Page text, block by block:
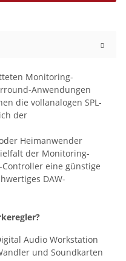
Monitoring-
Anwendungen
die vollanalogen SPL-
der
Heimanwender
der Monitoring-
eine günstige
DAW-
Audio Workstation
und Soundkarten